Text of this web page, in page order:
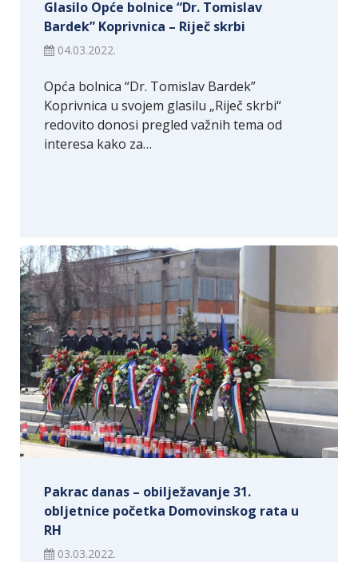
Glasilo Opće bolnice “Dr. Tomislav
Bardek” Koprivnica – Riječ skrbi
04.03.2022.
Opća bolnica “Dr. Tomislav Bardek”
Koprivnica u svojem glasilu „Riječ skrbi“
redovito donosi pregled važnih tema od
interesa kako za…
Pakrac danas – obilježavanje 31.
obljetnice početka Domovinskog rata u
RH
03.03.2022.